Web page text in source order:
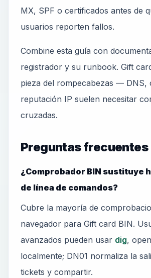
MX, SPF o certificados antes de
usuarios reporten fallos.
Combine esta guía con
registrador y su runbook. Gift
pieza del rompecabezas — DNS,
reputación IP suelen necesitar
cruzadas.
Preguntas frecuentes
¿Comprobador BIN sustituye
de línea de comandos?
Cubre la mayoría de
navegador para Gift card BIN.
avanzados pueden usar dig,
localmente; DN01 normaliza la
tickets y compartir.